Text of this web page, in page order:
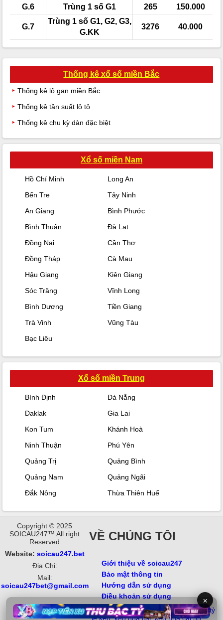
G.6 Trùng 1 số G1 265 150.000
G.7
Trùng 1 số G1, G2, G3,
G.KK
3276 40.000
Thống kê xổ số miền Bắc
Thống kê lô gan miền Bắc
Thống kê tần suất lô tô
Thống kê chu kỳ dàn đặc biệt
Xổ số miền Nam
Hồ Chí Minh
Long An
Bến Tre
Tây Ninh
An Giang
Bình Phước
Bình Thuận
Đà Lạt
Đồng Nai
Cần Thơ
Đồng Tháp
Cà Mau
Hậu Giang
Kiên Giang
Sóc Trăng
Vĩnh Long
Bình Dương
Tiền Giang
Trà Vinh
Vũng Tàu
Bạc Liêu
Xổ số miền Trung
Bình Định
Đà Nẵng
Daklak
Gia Lai
Kon Tum
Khánh Hoà
Ninh Thuận
Phú Yên
Quảng Trị
Quảng Bình
Quảng Nam
Quảng Ngãi
Đắk Nông
Thừa Thiên Huế
Copyright © 2025
SOICAU247™ All right
Reserved
Website: soicau247.bet
Địa Chỉ:
Mail:
soicau247bet@gmail.com
3BET motphimchill
https://hd88vn.com/
VỀ CHÚNG TÔI
Giới thiệu về soicau247
Bảo mật thông tin
Hướng dẫn sử dụng
Điều khoản sử dụng
Từ khóa: soi cầu 247, xổ số, soi kèo,tỷ
lệ kèo,kèo nhà cái,kèo nhà cái 55
×